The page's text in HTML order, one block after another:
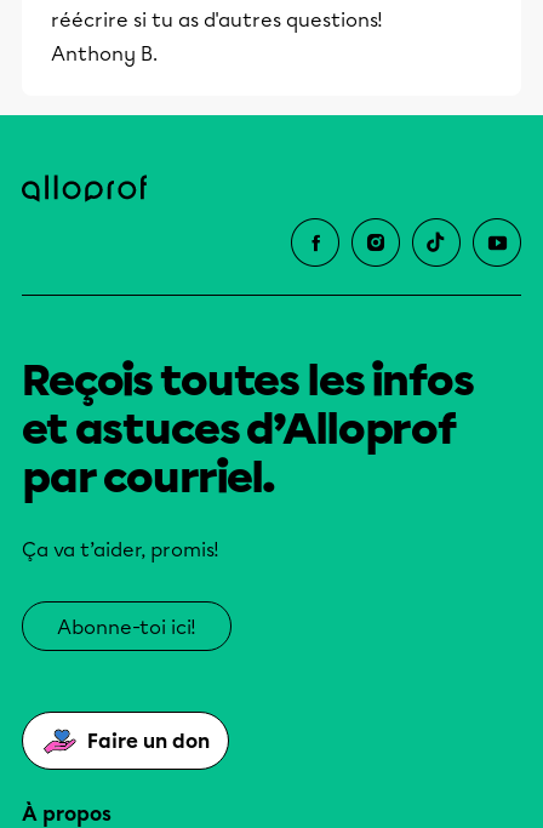
réécrire si tu as d'autres questions!
Anthony B.
Reçois toutes les infos
et astuces d’Alloprof
par courriel.
Ça va t’aider, promis!
Abonne-toi ici!
Faire un don
À propos